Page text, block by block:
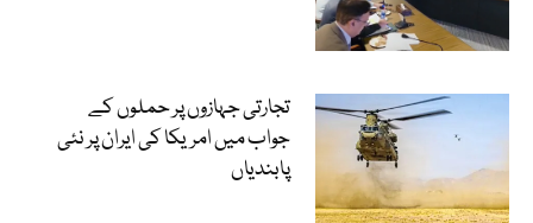
تجارتی جہازوں پر حملوں کے
جواب میں امریکا کی ایران پر نئی
پابندیاں